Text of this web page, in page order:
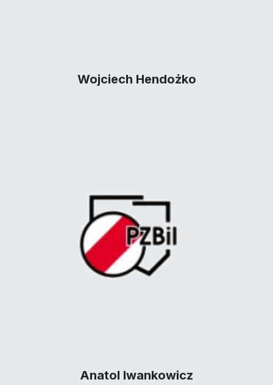
Wojciech Hendożko
Anatol Iwankowicz